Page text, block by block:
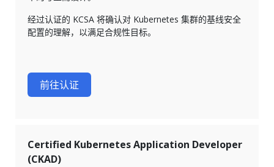
经过认证的 KCSA 将确认对 Kubernetes 集群的基线安全
配置的理解，以满足合规性目标。
前往认证
Certified Kubernetes Application Developer
(CKAD)